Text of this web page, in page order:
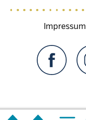
Fußzeilenmenü
Impressum